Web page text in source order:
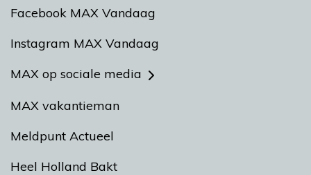
Facebook MAX Vandaag
Instagram MAX Vandaag
MAX op sociale media
MAX vakantieman
Meldpunt Actueel
Heel Holland Bakt